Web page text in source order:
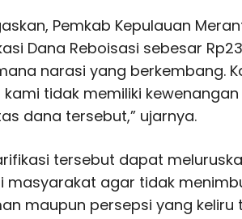
Pemkab Kepulauan
Dana Reboisasi sebesar
narasi yang berkembang.
tidak memiliki
dana tersebut,” ujarnya.
tersebut dapat
masyarakat agar tidak
maupun persepsi yang keliru